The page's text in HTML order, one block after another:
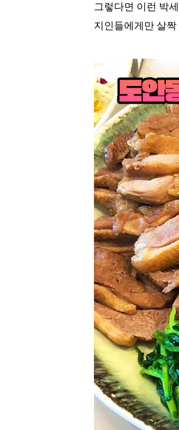
그렇다면 이런 박
지인들에게만 살